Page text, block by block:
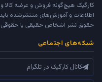
کارگیک هیچ‌گونه فروش و عرضه کالا
اطلاعات و آموزش‌های منتشرشده
حقوق نشر اشخاص حقیقی یا
شبکه‌های اجتماعی
کانال کارگیک در تلگرام